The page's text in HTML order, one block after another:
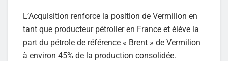
L’Acquisition renforce la position de Vermilion en
tant que producteur pétrolier en France et élève la
part du pétrole de référence « Brent » de Vermilion
à environ 45% de la production consolidée.